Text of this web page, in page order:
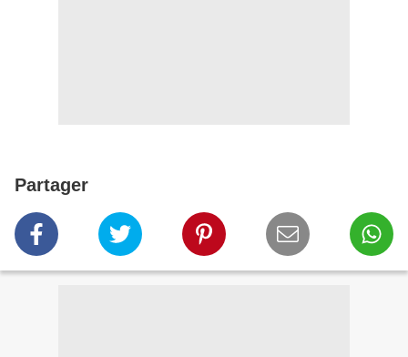
Partager